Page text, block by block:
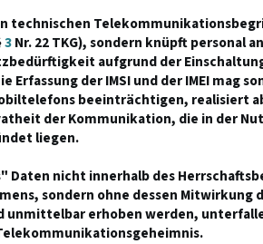
technischen
3Nr. 22 TKG), sondern knüpft personal
aufgrund der
Erfassung der IMSI und der IMEI mag
beeinträchtigen, realisiert
der Kommunikation, die in der
liegen.
Daten nicht innerhalb des
sondern ohne dessen Mitwirkung
unmittelbar erhoben werden,